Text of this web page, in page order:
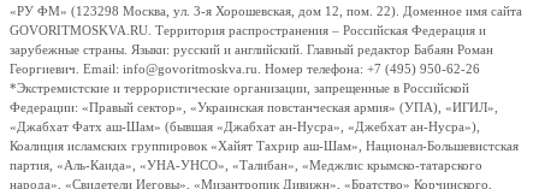
«РУ ФМ» (123298 Москва, ул. 3-я Хорошевская, дом 12, пом. 22). Доменное имя сайта
GOVORITMOSKVA.RU. Территория распространения – Российская Федерация и
зарубежные страны. Языки: русский и английский. Главный редактор Бабаян Роман
Георгиевич. Email: info@govoritmoskva.ru. Номер телефона: +7 (495) 950-62-26
*Экстремистские и террористические организации, запрещенные в Российской
Федерации: «Правый сектор», «Украинская повстанческая армия» (УПА), «ИГИЛ»,
«Джабхат Фатх аш-Шам» (бывшая «Джабхат ан-Нусра», «Джебхат ан-Нусра»),
Коалиция исламских группировок «Хайят Тахрир аш-Шам», Национал-Большевистская
партия, «Аль-Каида», «УНА-УНСО», «Талибан», «Меджлис крымско-татарского
народа», «Свидетели Иеговы», «Мизантропик Дивижн», «Братство» Корчинского,